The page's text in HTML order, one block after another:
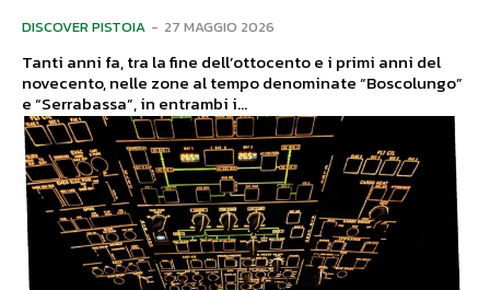
DISCOVER PISTOIA - 27 MAGGIO 2026
Tanti anni fa, tra la fine dell’ottocento e i primi anni del
novecento, nelle zone al tempo denominate “Boscolungo”
e “Serrabassa”, in entrambi i...